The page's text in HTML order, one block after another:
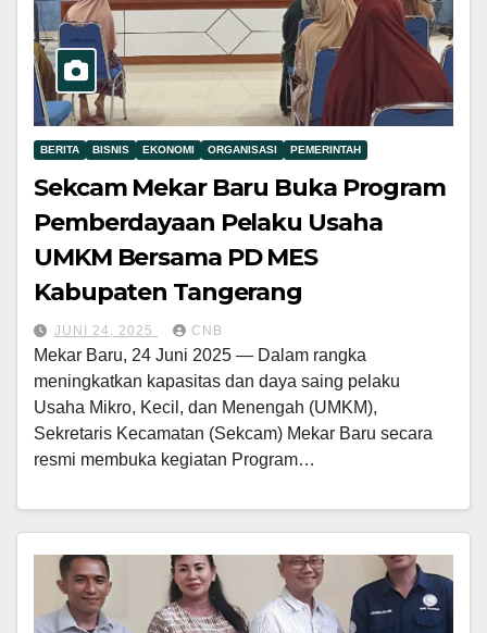
BERITA BISNIS EKONOMI ORGANISASI PEMERINTAH
Sekcam Mekar Baru Buka Program
Pemberdayaan Pelaku Usaha
UMKM Bersama PD MES
Kabupaten Tangerang
JUNI 24, 2025 CNB
Mekar Baru, 24 Juni 2025 — Dalam rangka
meningkatkan kapasitas dan daya saing pelaku
Usaha Mikro, Kecil, dan Menengah (UMKM),
Sekretaris Kecamatan (Sekcam) Mekar Baru secara
resmi membuka kegiatan Program…